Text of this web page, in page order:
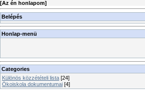
[Az én honlapom]
Belépés
Honlap-menü
Categories
Különös közzétételi lista [24]
Ökoiskola dokumentumai [4]